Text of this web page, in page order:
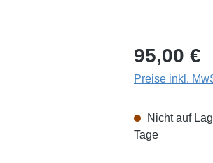
Regulärer Preis:
95,00 €
Preise inkl.
Nicht auf
Tage